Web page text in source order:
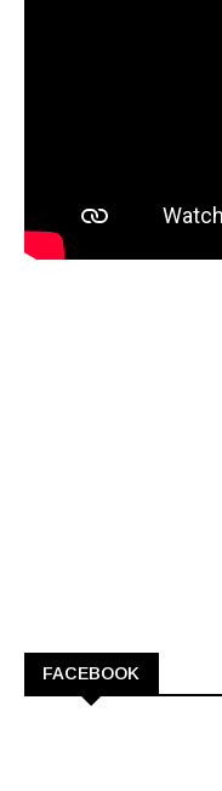
FACEBOOK